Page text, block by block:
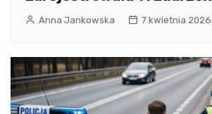
Anna Jankowska 7 kwietnia 2026